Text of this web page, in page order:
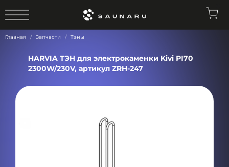
Главная Запчасти Тэны
HARVIA ТЭН для электрокаменки Kivi PI70
2300W/230V, артикул ZRH-247